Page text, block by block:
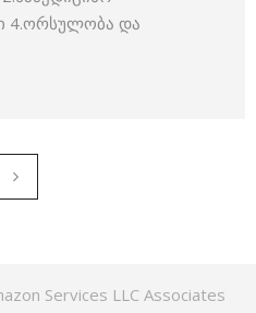
4.ორსულობა და
Services LLC Associates